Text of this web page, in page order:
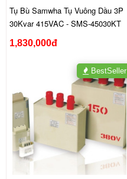
Tụ Bù Samwha Tụ Vuông Dầu 3P
30Kvar 415VAC - SMS-45030KT
1,830,000đ
BestSeller